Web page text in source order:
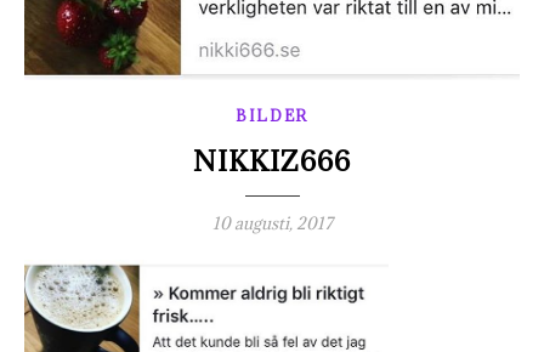
BILDER
NIKKIZ666
10 augusti, 2017